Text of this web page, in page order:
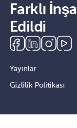
Farklı İnşa
Edildi
Yayınlar
Gizlilik Politikası